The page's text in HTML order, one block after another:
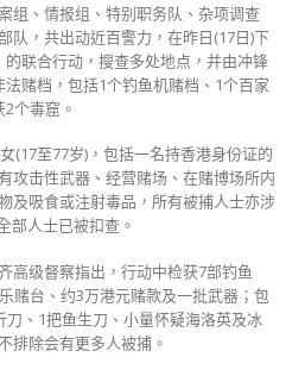
组、情报组、特别职务队、杂项调查
队，共出动近百警力，在昨日(17日)下
联合行动，搜查多处地点，并由冲锋
赌档，包括1个钓鱼机赌档、1个百家
个毒窟。
(17至77岁)，包括一名持香港身份证的
攻击性武器、经营赌场、在赌博场所内
及吸食或注射毒品，所有被捕人士亦涉
部人士已被扣查。
高级督察指出，行动中检获7部钓鱼
赌台、约3万港元赌款及一批武器；包
、1把鱼生刀、小量怀疑海洛英及冰
排除会有更多人被捕。